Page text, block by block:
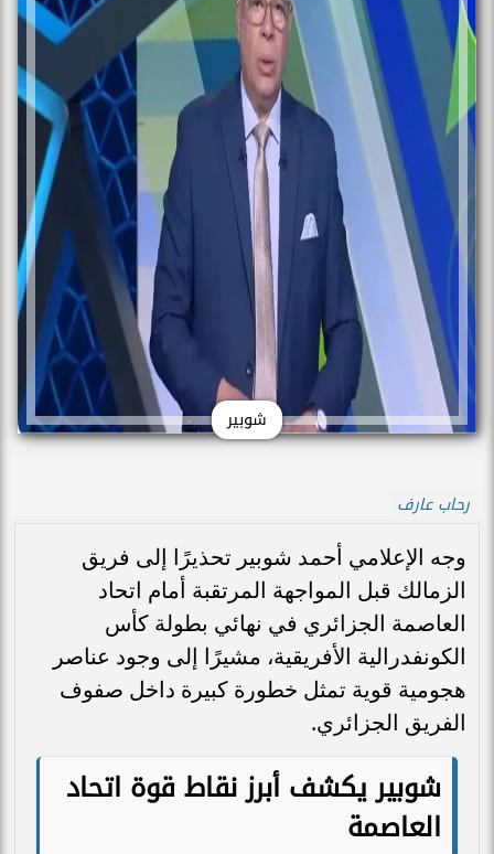
شوبير
رحاب عارف
وجه الإعلامي أحمد شوبير تحذيرًا إلى فريق
الزمالك قبل المواجهة المرتقبة أمام اتحاد
العاصمة الجزائري في نهائي بطولة كأس
الكونفدرالية الأفريقية، مشيرًا إلى وجود عناصر
هجومية قوية تمثل خطورة كبيرة داخل صفوف
الفريق الجزائري.
شوبير يكشف أبرز نقاط قوة اتحاد
العاصمة